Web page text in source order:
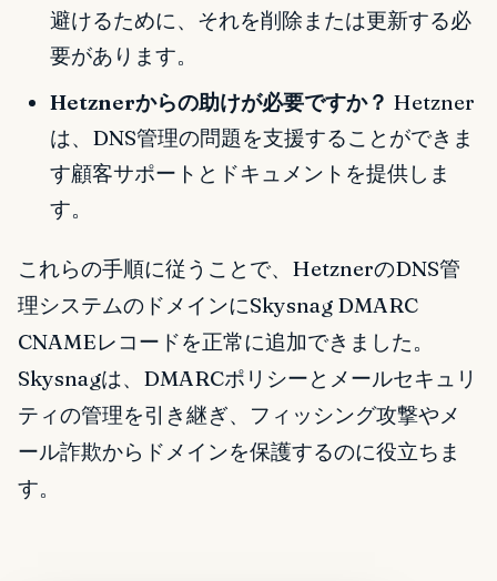
避けるために、それを削除または更新する必
要があります。
Hetznerからの助けが必要ですか？ Hetzner
は、DNS管理の問題を支援することができま
す顧客サポートとドキュメントを提供しま
す。
これらの手順に従うことで、HetznerのDNS管
理システムのドメインにSkysnag DMARC
CNAMEレコードを正常に追加できました。
Skysnagは、DMARCポリシーとメールセキュリ
ティの管理を引き継ぎ、フィッシング攻撃やメ
ール詐欺からドメインを保護するのに役立ちま
す。